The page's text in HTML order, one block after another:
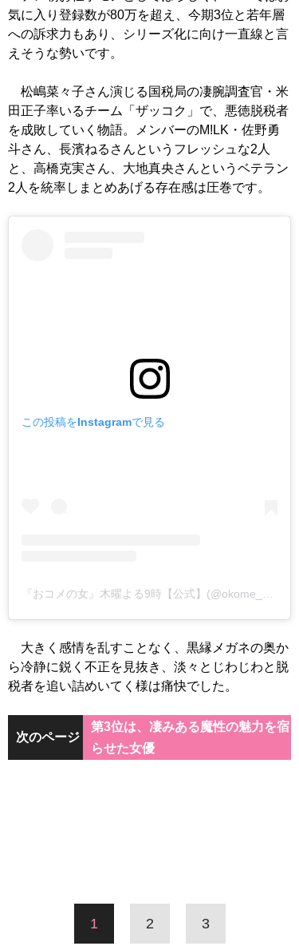
気に入り登録数が80万を超え、今期3位と若年層
への訴求力もあり、シリーズ化に向け一直線と言
えそうな勢いです。
松嶋菜々子さん演じる国税局の凄腕調査官・米
田正子率いるチーム「ザッコク」で、悪徳脱税者
を成敗していく物語。メンバーのM!LK・佐野勇
斗さん、長濱ねるさんというフレッシュな2人
と、高橋克実さん、大地真央さんというベテラン
2人を統率しまとめあげる存在感は圧巻です。
この投稿をInstagramで見る
大きく感情を乱すことなく、黒縁メガネの奥か
ら冷静に鋭く不正を見抜き、淡々とじわじわと脱
税者を追い詰めいてく様は痛快でした。
次のページ
第3位は、凄みある魔性の魅力を宿
らせた女優
1 2 3